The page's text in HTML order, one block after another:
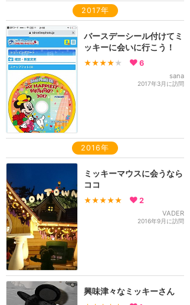
2017年
バースデーシール付けてミ
ッキーに会いに行こう！
★★★★ ★ 6
sana
2017年3月に訪問
2016年
ミッキーマウスに会うなら
ココ
★★★★★ 2
VADER
2016年9月に訪問
興味津々なミッキーさん